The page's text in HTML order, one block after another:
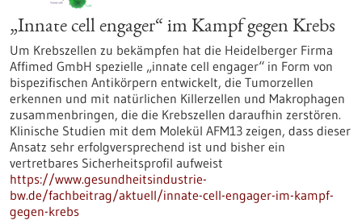
„Innate cell engager“ im Kampf gegen Krebs
Um Krebszellen zu bekämpfen hat die Heidelberger Firma
Affimed GmbH spezielle „innate cell engager“ in Form von
bispezifischen Antikörpern entwickelt, die Tumorzellen
erkennen und mit natürlichen Killerzellen und Makrophagen
zusammenbringen, die die Krebszellen daraufhin zerstören.
Klinische Studien mit dem Molekül AFM13 zeigen, dass dieser
Ansatz sehr erfolgversprechend ist und bisher ein
vertretbares Sicherheitsprofil aufweist
https://www.gesundheitsindustrie-
bw.de/fachbeitrag/aktuell/innate-cell-engager-im-kampf-
gegen-krebs